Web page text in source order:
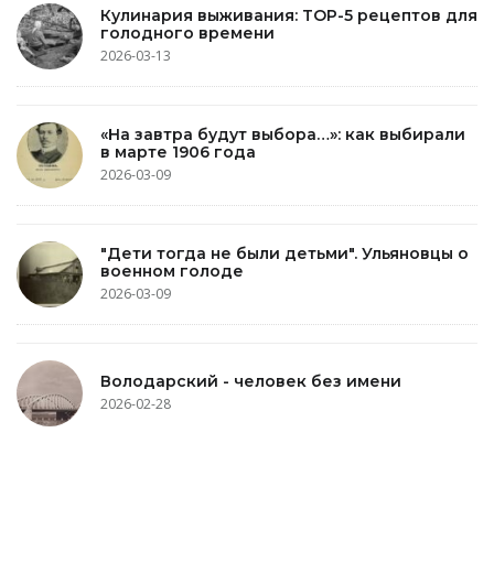
Кулинария выживания: TOP-5 рецептов для
голодного времени
2026-03-13
«На завтра будут выбора…»: как выбирали
в марте 1906 года
2026-03-09
"Дети тогда не были детьми". Ульяновцы о
военном голоде
2026-03-09
Володарский - человек без имени
2026-02-28